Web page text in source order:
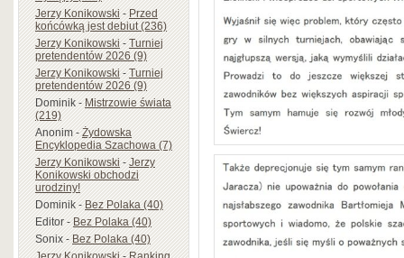
Jerzy Konikowski-Przed
końcówką jest debiut (236)
Jerzy Konikowski-Turniej
pretendentów 2026 (9)
Jerzy Konikowski-Turniej
pretendentów 2026 (9)
Dominik-Mistrzowie świata
(219)
Anonim-Żydowska
Encyklopedia Szachowa (7)
Jerzy Konikowski-Jerzy
Konikowski obchodzi
urodziny!
Dominik-Bez Polaka (40)
Editor-Bez Polaka (40)
Sonix-Bez Polaka (40)